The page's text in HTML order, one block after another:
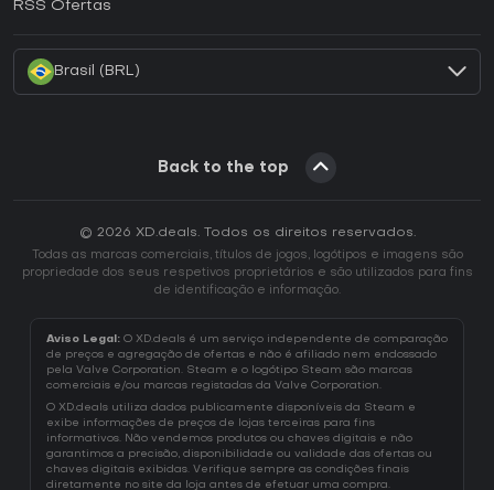
RSS Ofertas
Brasil (BRL)
Back to the top
© 2026 XD.deals. Todos os direitos reservados.
Todas as marcas comerciais, títulos de jogos, logótipos e imagens são
propriedade dos seus respetivos proprietários e são utilizados para fins
de identificação e informação.
Aviso Legal: O XD.deals é um serviço independente de comparação
de preços e agregação de ofertas e não é afiliado nem endossado
pela Valve Corporation. Steam e o logótipo Steam são marcas
comerciais e/ou marcas registadas da Valve Corporation.
O XD.deals utiliza dados publicamente disponíveis da Steam e
exibe informações de preços de lojas terceiras para fins
informativos. Não vendemos produtos ou chaves digitais e não
garantimos a precisão, disponibilidade ou validade das ofertas ou
chaves digitais exibidas. Verifique sempre as condições finais
diretamente no site da loja antes de efetuar uma compra.